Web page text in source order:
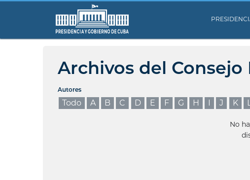
Archivos del
Autores
Todo A B C D E F G H I J K
No